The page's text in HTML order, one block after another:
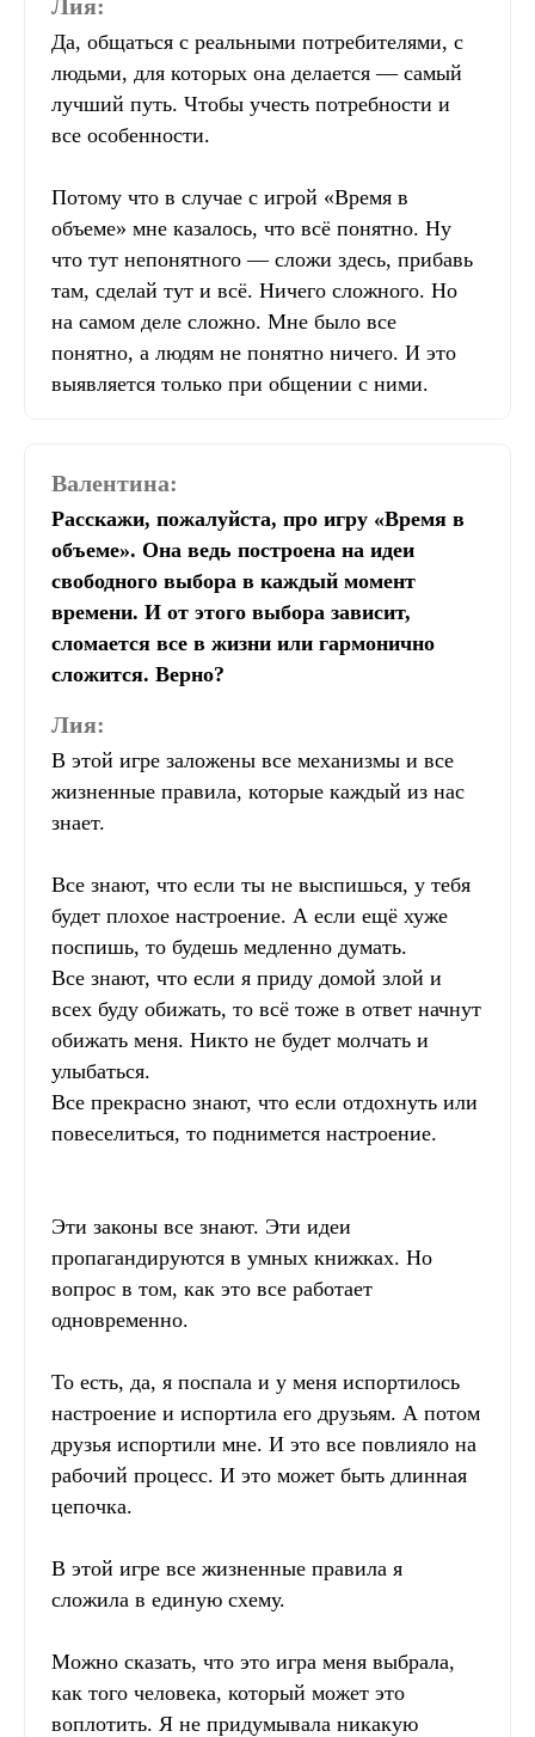
Лия:
Да, общаться с реальными потребителями, с
людьми, для которых она делается — самый
лучший путь. Чтобы учесть потребности и
все особенности.
Потому что в случае с игрой «Время в
объеме» мне казалось, что всё понятно. Ну
что тут непонятного — сложи здесь, прибавь
там, сделай тут и всё. Ничего сложного. Но
на самом деле сложно. Мне было все
понятно, а людям не понятно ничего. И это
выявляется только при общении с ними.
Валентина:
Расскажи, пожалуйста, про игру «Время в
объеме». Она ведь построена на идеи
свободного выбора в каждый момент
времени. И от этого выбора зависит,
сломается все в жизни или гармонично
сложится. Верно?
Лия:
В этой игре заложены все механизмы и все
жизненные правила, которые каждый из нас
знает.
Все знают, что если ты не выспишься, у тебя
будет плохое настроение. А если ещё хуже
поспишь, то будешь медленно думать.
Все знают, что если я приду домой злой и
всех буду обижать, то всё тоже в ответ начнут
обижать меня. Никто не будет молчать и
улыбаться.
Все прекрасно знают, что если отдохнуть или
повеселиться, то поднимется настроение.
Эти законы все знают. Эти идеи
пропагандируются в умных книжках. Но
вопрос в том, как это все работает
одновременно.
То есть, да, я поспала и у меня испортилось
настроение и испортила его друзьям. А потом
друзья испортили мне. И это все повлияло на
рабочий процесс. И это может быть длинная
цепочка.
В этой игре все жизненные правила я
сложила в единую схему.
Можно сказать, что это игра меня выбрала,
как того человека, который может это
воплотить. Я не придумывала никакую